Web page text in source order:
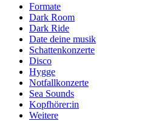
Formate
Dark Room
Dark Ride
Date deine musik
Schattenkonzerte
Disco
Hygge
Notfallkonzerte
Sea Sounds
Kopfhörer:in
Weitere